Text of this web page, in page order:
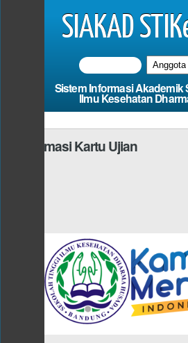
SIAKAD
Sistem Informasi Akademik
Ilmu Kesehatan
Informasi Kartu Ujian